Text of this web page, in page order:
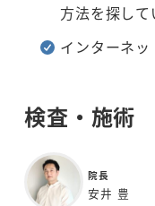
方法を探して
インターネッ
検査・施術
院長
安井 豊